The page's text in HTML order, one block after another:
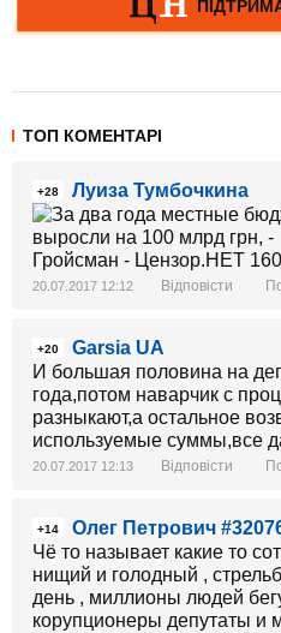
ТОП КОМЕНТАРІ
+28 Луиза Тумбочкина
20.07.2017 12:12 Відповісти
+20
Garsia UA
И большая половина на
года,потом наварчик с
разныкают,а остальное
используемые суммы,все
20.07.2017 12:13 Відповісти
+14
Олег Петрович
Чё то называет какие то
нищий и голодный ,
день , миллионы людей
корупционеры депутаты и